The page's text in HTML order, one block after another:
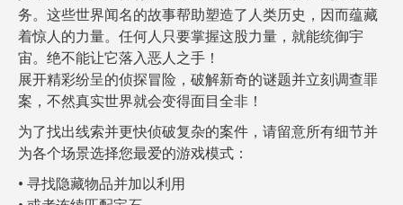
务。这些世界闻名的故事帮助塑造了人类历史，因而蕴藏
着惊人的力量。任何人只要掌握这股力量，就能统御宇
宙。绝不能让它落入恶人之手！
展开精彩纷呈的侦探冒险，破解新奇的谜题并立刻调查罪
案，不然真实世界就会变得面目全非！
为了找出线索并更快侦破复杂的案件，请留意所有细节并
为各个场景选择您最爱的游戏模式：
寻找隐藏物品并加以利用